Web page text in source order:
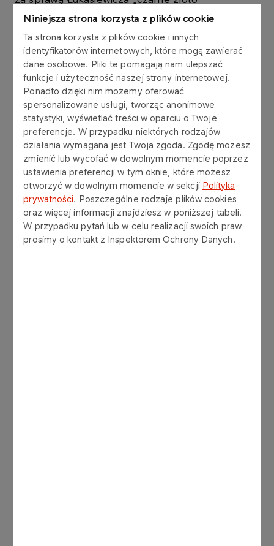
Niniejsza strona korzysta z plików cookie
Ta strona korzysta z plików cookie i innych
identyfikatorów internetowych, które mogą zawierać
dane osobowe. Pliki te pomagają nam ulepszać
funkcje i użyteczność naszej strony internetowej.
Ponadto dzięki nim możemy oferować
spersonalizowane usługi, tworząc anonimowe
statystyki, wyświetlać treści w oparciu o Twoje
preferencje. W przypadku niektórych rodzajów
działania wymagana jest Twoja zgoda. Zgodę możesz
zmienić lub wycofać w dowolnym momencie poprzez
ustawienia preferencji w tym oknie, które możesz
otworzyć w dowolnym momencie w sekcji Polityka
prywatności. Poszczególne rodzaje plików cookies
oraz więcej informacji znajdziesz w poniższej tabeli.
W przypadku pytań lub w celu realizacji swoich praw
prosimy o kontakt z Inspektorem Ochrony Danych.
wydobywane w podkarpackiej wsi zmieniło
dwa oryginalne szyby naftowe z XIX wieku:
„Franek” i „Janina”. W kopance „Franek”,
wykonanej ręcznie około 1860 roku, do
głębokości 20 metrów, wciąż zobaczyć można
oleistą maź o charakterystycznym zapachu.
Natomiast „Janina” została wykopana ręcznie do
głębokości 96 metrów, a następnie pogłębiona
wiertnicą ręczną do 156 metrów.
Spacerując alejkami muzeum można obejrzeć i
poznać zasadę działania urządzeń przemysłu
naftowego, rafineryjnego i gazowniczego,
pochodzących z XX wieku. Wiele z nich pamięta
czasy założycieli kopalni: Ignacego Łukasiewicza,